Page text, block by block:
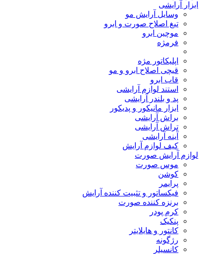
ابزار آرایشی
وسایل آرایش مو
تیغ اصلاح صورت و ابرو
موچین ابرو
فرمژه
اپلیکاتور مژه
قیچی اصلاح ابرو و مو
قاب ابرو
استند لوازم آرایشی
پد و بلندر آرایشی
ابزار مانیکور و پدیکور
براش آرایشی
تراش آرایشی
آینه آرایشی
کیف لوازم آرایش
لوازم آرایش صورت
موس صورت
کوشن
پرایمر
فیکساتور و تثبیت کننده آرایش
برنزه کننده صورت
کرم پودر
پنکیک
کانتور و هایلایتر
رژگونه
کانسیلر